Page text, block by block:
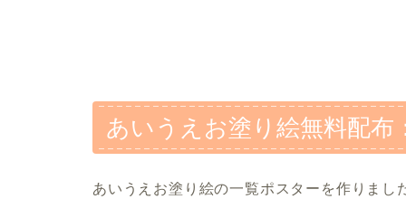
あいうえお塗り絵無料配布
あいうえお塗り絵の一覧ポスターを作りまし